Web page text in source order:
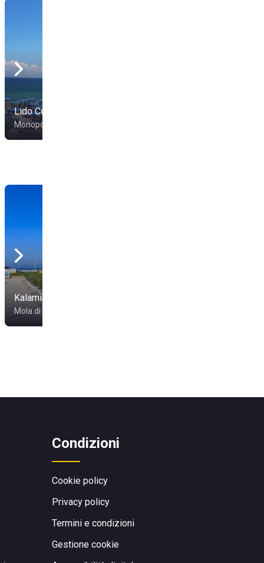
Lido Colonia
Monopoli
Kalamia
Mola di Bari
Condizioni
Cookie policy
Privacy policy
Termini e condizioni
Gestione cookie